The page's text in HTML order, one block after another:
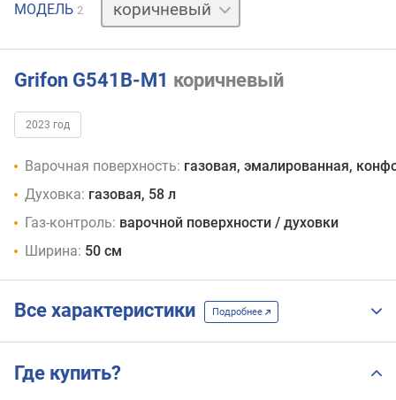
МОДЕЛЬ 2
Grifon G541B-M1 коричневый
2023 год
Варочная поверхность: газовая, эмалированная,
Духовка: газовая, 58 л
Газ-контроль: варочной поверхности / духовки
Ширина: 50 см
Все характеристики Подробнее
Где купить?